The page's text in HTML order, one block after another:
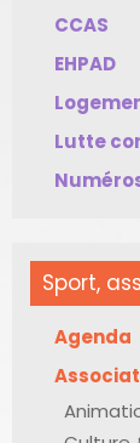
CCAS
EHPAD
Lutte
Sport,
Agenda